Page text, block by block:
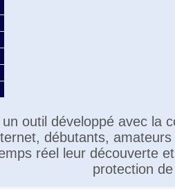
outil développé avec la
débutants,
réel leur découverte
protection